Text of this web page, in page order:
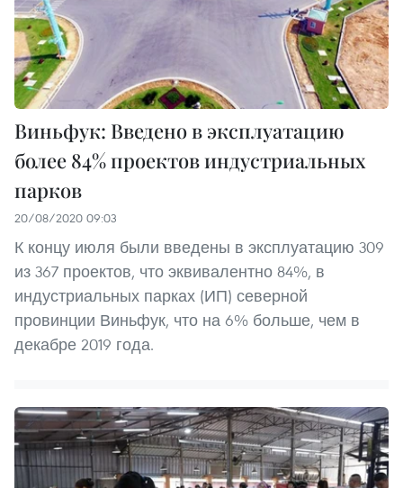
Виньфук: Введено в эксплуатацию
более 84% проектов индустриальных
парков
20/08/2020 09:03
К концу июля были введены в эксплуатацию 309
из 367 проектов, что эквивалентно 84%, в
индустриальных парках (ИП) северной
провинции Виньфук, что на 6% больше, чем в
декабре 2019 года.